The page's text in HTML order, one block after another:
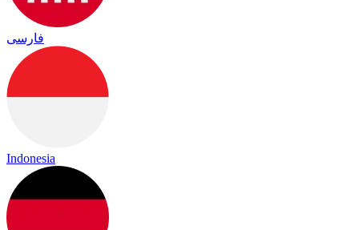
فارسی
Indonesia